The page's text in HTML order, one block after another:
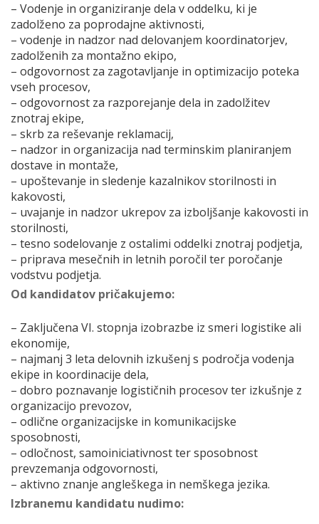
– Vodenje in organiziranje dela v oddelku, ki je
zadolženo za poprodajne aktivnosti,
– vodenje in nadzor nad delovanjem koordinatorjev,
zadolženih za montažno ekipo,
– odgovornost za zagotavljanje in optimizacijo poteka
vseh procesov,
– odgovornost za razporejanje dela in zadolžitev
znotraj ekipe,
– skrb za reševanje reklamacij,
– nadzor in organizacija nad terminskim planiranjem
dostave in montaže,
– upoštevanje in sledenje kazalnikov storilnosti in
kakovosti,
– uvajanje in nadzor ukrepov za izboljšanje kakovosti in
storilnosti,
– tesno sodelovanje z ostalimi oddelki znotraj podjetja,
– priprava mesečnih in letnih poročil ter poročanje
vodstvu podjetja.
Od kandidatov pričakujemo:
– Zaključena VI. stopnja izobrazbe iz smeri logistike ali
ekonomije,
– najmanj 3 leta delovnih izkušenj s področja vodenja
ekipe in koordinacije dela,
– dobro poznavanje logističnih procesov ter izkušnje z
organizacijo prevozov,
– odlične organizacijske in komunikacijske
sposobnosti,
– odločnost, samoiniciativnost ter sposobnost
prevzemanja odgovornosti,
– aktivno znanje angleškega in nemškega jezika.
Izbranemu kandidatu nudimo: